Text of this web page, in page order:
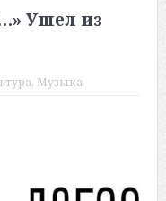
Ушел из
, Музыка